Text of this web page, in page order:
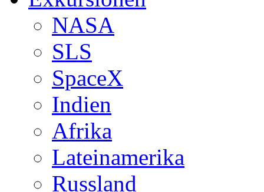
NASA
SLS
SpaceX
Indien
Afrika
Lateinamerika
Russland